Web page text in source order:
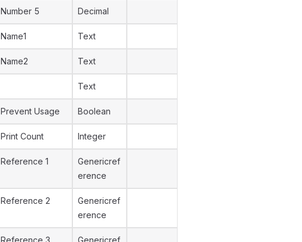
Number 5 Decimal
Name1 Text
Name2 Text
Text
Prevent Usage Boolean
Print Count Integer
Reference 1
Genericref
erence
Reference 2
Genericref
erence
Reference 3 Genericref